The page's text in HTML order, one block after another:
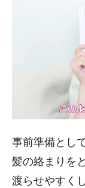
事前準備とし
髪の絡まりを
渡らせやすく